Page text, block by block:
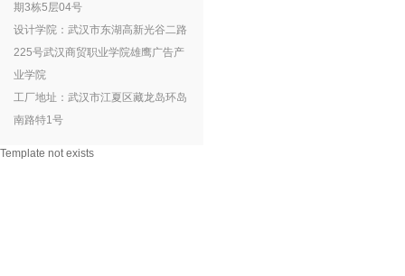
期3栋5层04号
设计学院：武汉市东湖高新光谷二路
225号武汉商贸职业学院雄鹰广告产
业学院
工厂地址：武汉市江夏区藏龙岛环岛
南路特1号
Template not exists